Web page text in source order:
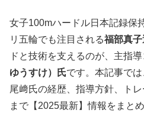
女子100mハードル日本記録保
リ五輪でも注目される福部真
ドと技術を支えるのが、主指
ゆうすけ）氏です。本記事で
尾﨑氏の経歴、指導方針、ト
まで【2025最新】情報をまと